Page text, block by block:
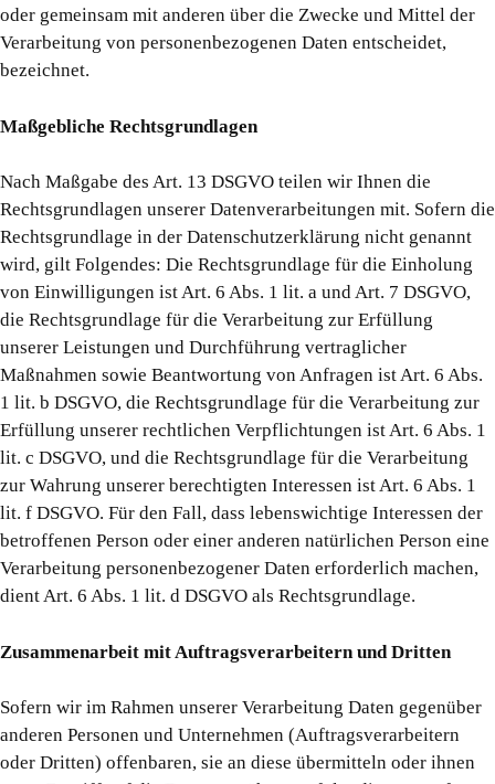
oder gemeinsam mit anderen über die Zwecke und Mittel der
Verarbeitung von personenbezogenen Daten entscheidet,
bezeichnet.
Maßgebliche Rechtsgrundlagen
Nach Maßgabe des Art. 13 DSGVO teilen wir Ihnen die
Rechtsgrundlagen unserer Datenverarbeitungen mit. Sofern die
Rechtsgrundlage in der Datenschutzerklärung nicht genannt
wird, gilt Folgendes: Die Rechtsgrundlage für die Einholung
von Einwilligungen ist Art. 6 Abs. 1 lit. a und Art. 7 DSGVO,
die Rechtsgrundlage für die Verarbeitung zur Erfüllung
unserer Leistungen und Durchführung vertraglicher
Maßnahmen sowie Beantwortung von Anfragen ist Art. 6 Abs.
1 lit. b DSGVO, die Rechtsgrundlage für die Verarbeitung zur
Erfüllung unserer rechtlichen Verpflichtungen ist Art. 6 Abs. 1
lit. c DSGVO, und die Rechtsgrundlage für die Verarbeitung
zur Wahrung unserer berechtigten Interessen ist Art. 6 Abs. 1
lit. f DSGVO. Für den Fall, dass lebenswichtige Interessen der
betroffenen Person oder einer anderen natürlichen Person eine
Verarbeitung personenbezogener Daten erforderlich machen,
dient Art. 6 Abs. 1 lit. d DSGVO als Rechtsgrundlage.
Zusammenarbeit mit Auftragsverarbeitern und Dritten
Sofern wir im Rahmen unserer Verarbeitung Daten gegenüber
anderen Personen und Unternehmen (Auftragsverarbeitern
oder Dritten) offenbaren, sie an diese übermitteln oder ihnen